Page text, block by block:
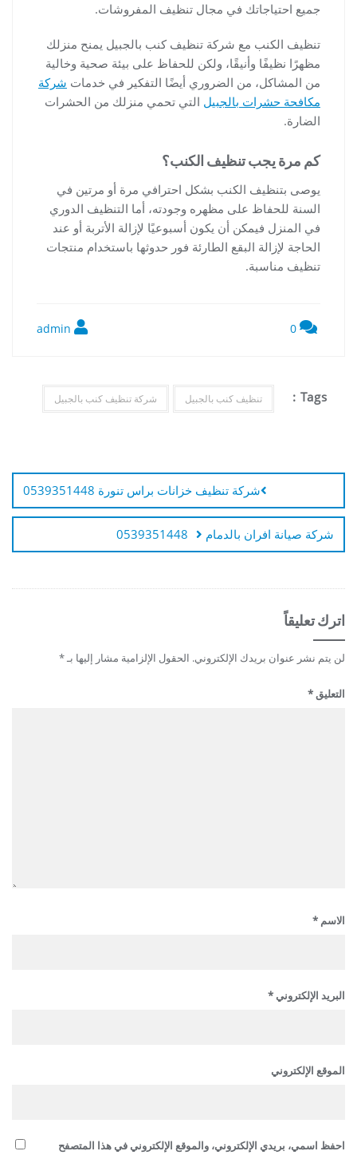
جميع احتياجاتك في مجال تنظيف المفروشات.
تنظيف الكنب مع شركة تنظيف كنب بالجبيل يمنح منزلك
مظهرًا نظيفًا وأنيقًا، ولكن للحفاظ على بيئة صحية وخالية
من المشاكل، من الضروري أيضًا التفكير في خدمات شركة
مكافحة حشرات بالجبيل التي تحمي منزلك من الحشرات
الضارة.
كم مرة يجب تنظيف الكنب؟
يوصى بتنظيف الكنب بشكل احترافي مرة أو مرتين في
السنة للحفاظ على مظهره وجودته، أما التنظيف الدوري
في المنزل فيمكن أن يكون أسبوعيًا لإزالة الأتربة أو عند
الحاجة لإزالة البقع الطارئة فور حدوثها باستخدام منتجات
تنظيف مناسبة.
Tags : تنظيف كنب بالجبيل شركة تنظيف كنب بالجبيل
المقالات
شركة تنظيف خزانات براس تنورة 0539351448
شركة صيانة افران بالدمام 0539351448
اترك تعليقاً
لن يتم نشر عنوان بريدك الإلكتروني. الحقول الإلزامية مشار إليها بـ*
التعليق*
الاسم *
البريد الإلكتروني *
الموقع الإلكتروني
احفظ اسمي، بريدي الإلكتروني، والموقع الإلكتروني في هذا المتصفح